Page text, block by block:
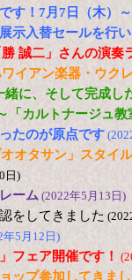
す！7月7日（木）
示入替セールを行
勝 誠二」さんの演
イアン楽器・ウク
緒に、そして完成し
「カルトナージュ
たのが原点です
オタサン」スタイル
日)
ーム (2022年5月13日)
をしてきました
年5月12日)
フェア開催です！
ップ参加してきま